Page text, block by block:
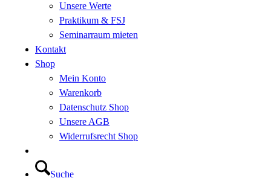
Unsere Werte
Praktikum & FSJ
Seminarraum mieten
Kontakt
Shop
Mein Konto
Warenkorb
Datenschutz Shop
Unsere AGB
Widerrufsrecht Shop
Suche